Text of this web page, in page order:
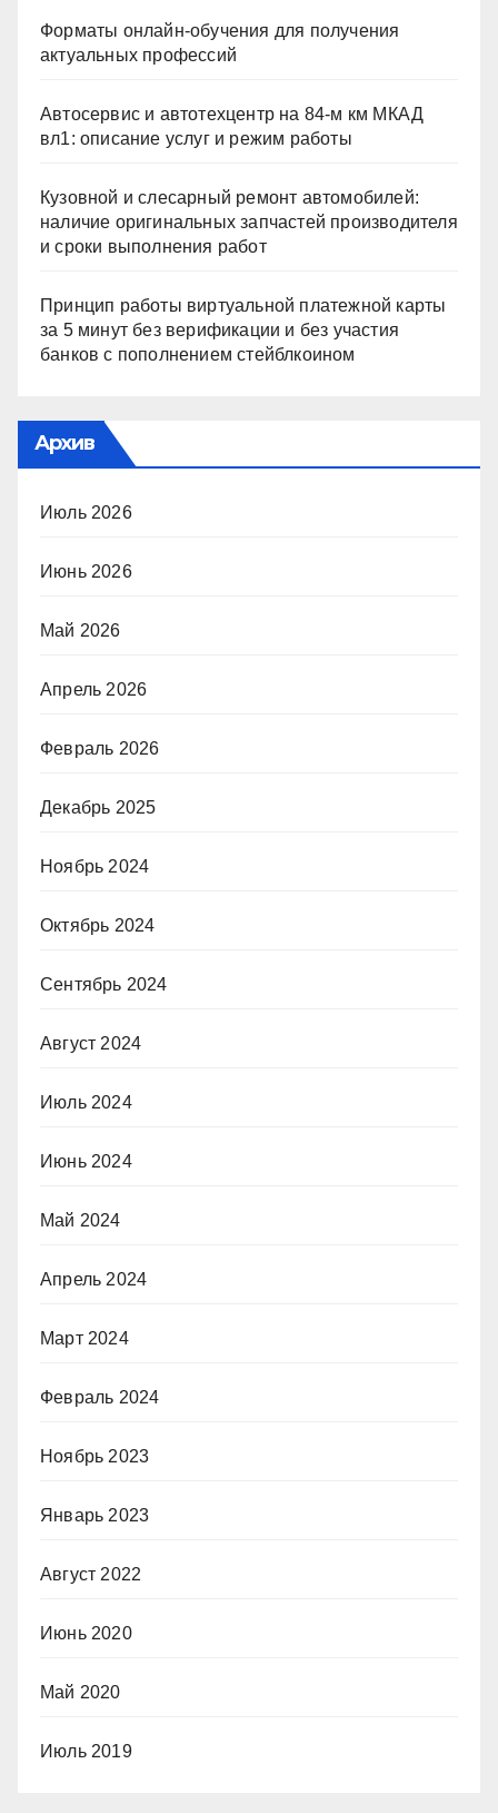
Форматы онлайн-обучения для получения
актуальных профессий
Автосервис и автотехцентр на 84-м км МКАД
вл1: описание услуг и режим работы
Кузовной и слесарный ремонт автомобилей:
наличие оригинальных запчастей производителя
и сроки выполнения работ
Принцип работы виртуальной платежной карты
за 5 минут без верификации и без участия
банков с пополнением стейблкоином
Архив
Июль 2026
Июнь 2026
Май 2026
Апрель 2026
Февраль 2026
Декабрь 2025
Ноябрь 2024
Октябрь 2024
Сентябрь 2024
Август 2024
Июль 2024
Июнь 2024
Май 2024
Апрель 2024
Март 2024
Февраль 2024
Ноябрь 2023
Январь 2023
Август 2022
Июнь 2020
Май 2020
Июль 2019